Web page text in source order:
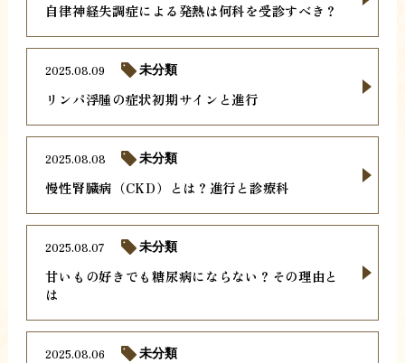
自律神経失調症による発熱は何科を受診すべき？
リンパ浮腫の症状初期サインと進行
2025.08.09 未分類
慢性腎臓病（CKD）とは？進行と診療科
2025.08.08 未分類
甘いもの好きでも糖尿病にならない？その理由と
は
2025.08.07 未分類
2025.08.06 未分類